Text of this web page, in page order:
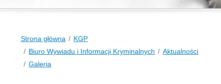
Strona główna
KGP
Biuro Wywiadu i Informacji Kryminalnych
Aktualności
Galeria